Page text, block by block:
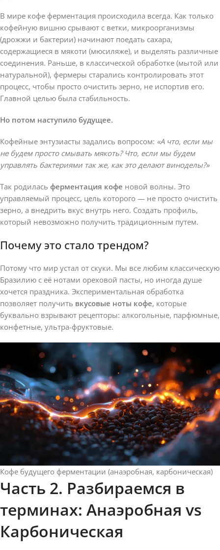
В мире кофе ферментация происходила всегда. Как только
кофейную вишню срывают с ветки, микроорганизмы
(дрожжи и бактерии) начинают поедать сахара,
содержащиеся в мякоти (мюсиляже), и выделять различные
соединения. Раньше, в классической обработке (мытой или
натуральной), фермеры старались контролировать этот
процесс, чтобы просто очистить зерно, не испортив его.
Главной целью была стабильность.
Но потом наступило будущее.
Кофейные энтузиасты задались вопросом: «А что, если мы
не будем просто смывать мякоть? Что, если мы будем
управлять бактериями так же, как это делают виноделы?»
Так родилась ферментация кофе новой волны. Это
управляемый процесс, цель которого — не просто очистить
зерно, а внедрить вкус внутрь него. Создать профиль,
который невозможно получить традиционным путем.
Почему это стало трендом?
Потому что мир устал от скуки. Мы все любим классическую
Бразилию с её нотами ореховой пасты, но иногда душе
хочется праздника. Экспериментальная обработка
позволяет получить вкусовые ноты кофе, которые
буквально взрывают рецепторы: алкогольные, парфюмные,
конфетные, ультра-фруктовые.
Кофе будущего ферментации (анаэробная, карбоническая)
Часть 2. Разбираемся в
терминах: Анаэробная vs
Карбоническая